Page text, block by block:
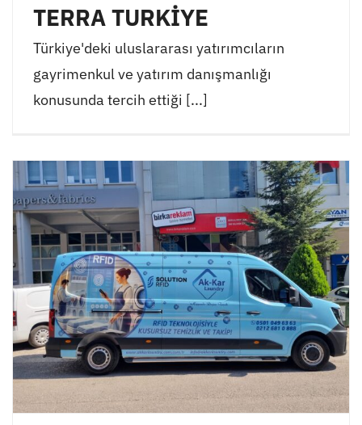
TERRA TURKİYE
Türkiye'deki uluslararası yatırımcıların
gayrimenkul ve yatırım danışmanlığı
konusunda tercih ettiği [...]